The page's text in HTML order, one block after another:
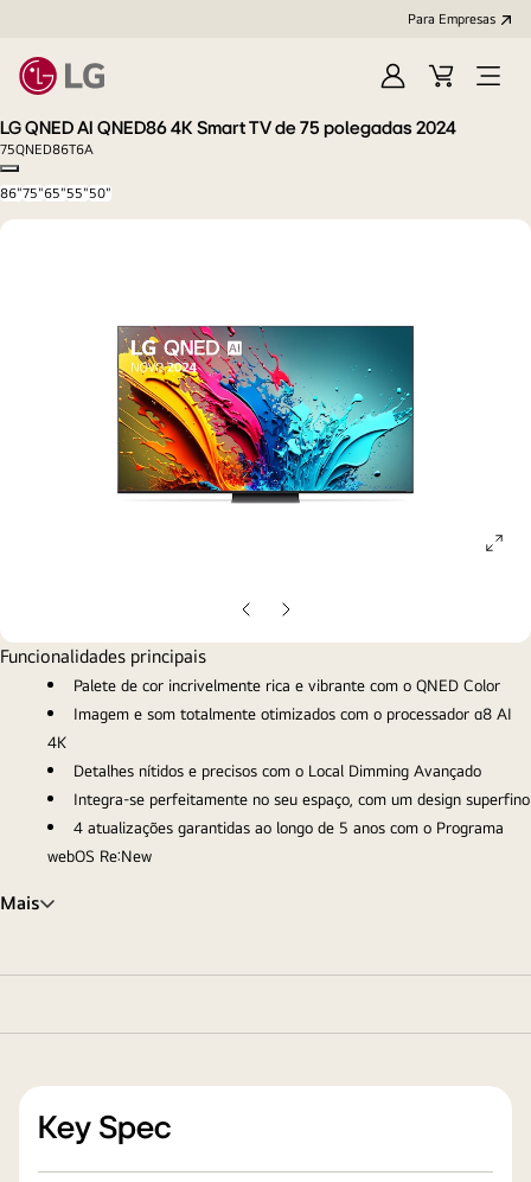
Para Empresas
Iniciar
sessão
Cart
Open
LG QNED AI QNED86 4K Smart TV de 75 polegadas 2024
75QNED86T6A
Copy model name
86"75"65"55"50"
Diapositivo
anterior
Diapositivo
seguinte
Funcionalidades principais
Palete de cor incrivelmente rica e vibrante com o QNED Color
Imagem e som totalmente otimizados com o processador α8 AI
4K
Detalhes nítidos e precisos com o Local Dimming Avançado
Integra-se perfeitamente no seu espaço, com um design superfino
4 atualizações garantidas ao longo de 5 anos com o Programa
webOS Re:New
Mais
Key Spec